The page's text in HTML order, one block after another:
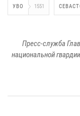
УВО 1551
Пресс-служба
национальной